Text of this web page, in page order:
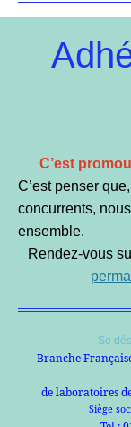
C’est
C’est penser
concurrents,
ensemble.
Rendez-vous
Se
Branche
de laboratoires
Siège